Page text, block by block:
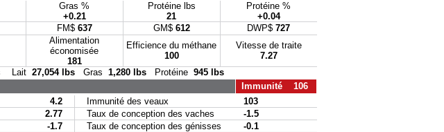
Gras %
+0.21
Protéine lbs
21
Protéine %
+0.04
FM$ 637 GM$ 612 DWP$ 727
Alimentation
économisée
181
Efficience du méthane
100
Vitesse de traite
7.27
Lait 27,054 lbs Gras 1,280 lbs Protéine 945 lbs
Immunité 106
4.2 Immunité des veaux
103
2.77 Taux de conception des vaches
-1.5
-1.7 Taux de conception des génisses
-0.1